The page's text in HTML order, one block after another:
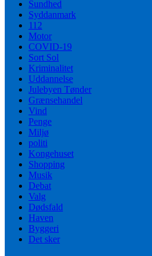
Sundhed
Syddanmark
112
Motor
COVID-19
Sort Sol
Kriminalitet
Uddannelse
Julebyen Tønder
Grænsehandel
Vind
Penge
Miljø
politi
Kongehuset
Shopping
Musik
Debat
Valg
Dødsfald
Haven
Byggeri
Det sker